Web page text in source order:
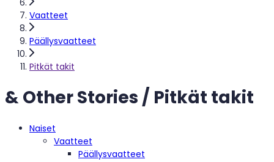
Vaatteet
Päällysvaatteet
Pitkät takit
& Other Stories / Pitkät takit
Naiset
Vaatteet
Päällysvaatteet